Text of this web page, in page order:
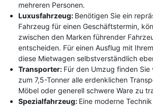
mehreren Personen.
Luxusfahrzeug: Benötigen Sie ein
Fahrzeug für einen Geschäftstermin,
zwischen den Marken führender
entscheiden. Für einen Ausflug mit
diese Mietwagen selbstverständlich
Transporter: Für den Umzug finden
zum 7,5-Tonner alle erdenklichen
Möbel oder generell schwere Ware zu
Spezialfahrzeug: Eine moderne